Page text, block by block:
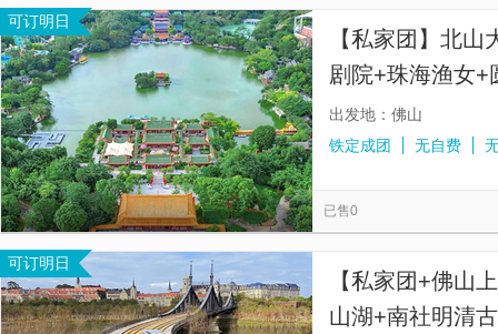
可订明日
【私家团】北
剧院+珠海渔女
山出发+珠海6线
出发地：佛山
铁定成团
无自费
已售0
可订明日
【私家团+佛山
山湖+南社明清